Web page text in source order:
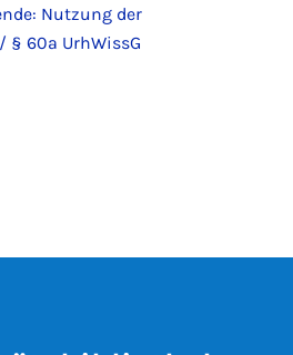
Nutzung der
§ 60a UrhWissG